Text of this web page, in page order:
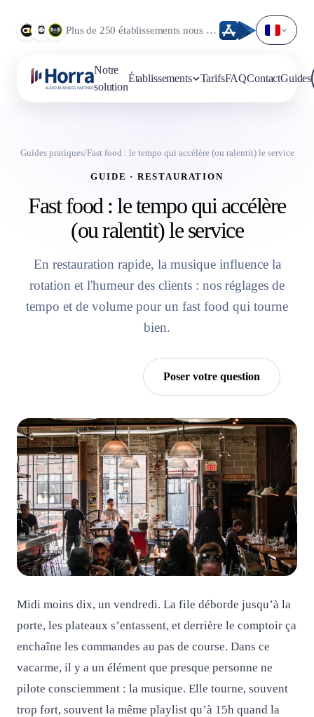
Plus de 250 établissements nous font déjà confiance.
Notre
solution
Établissements TarifsFAQContactGuides
Guides pratiques/Fast food : le tempo qui accélère (ou ralentit) le service
GUIDE · RESTAURATION
Fast food : le tempo qui accélère
(ou ralentit) le service
En restauration rapide, la musique influence la
rotation et l'humeur des clients : nos réglages de
tempo et de volume pour un fast food qui tourne
bien.
Poser votre question
Midi moins dix, un vendredi. La file déborde jusqu’à la
porte, les plateaux s’entassent, et derrière le comptoir ça
enchaîne les commandes au pas de course. Dans ce
vacarme, il y a un élément que presque personne ne
pilote consciemment : la musique. Elle tourne, souvent
trop fort, souvent la même playlist qu’à 15h quand la